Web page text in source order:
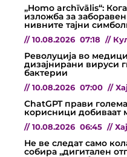
„Homo archīvālis“:
изложба за
нивните тајни
// 10.08.2026 07:18 //
Револуција во
дизајнирани вируси
бактерии
// 10.08.2026 07:00 //
ChatGPT прави
корисници добиваат
// 10.08.2026 06:45 //
Не ве следат само
собира „дигитален